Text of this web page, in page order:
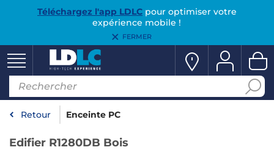
Téléchargez l'app LDLCpour optimiser votre
expérience mobile !
FERMER
Retour Enceinte PC
Edifier R1280DB Bois